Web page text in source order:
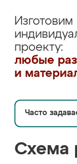
Изготовим
проекту:
любые
и
Часто
Схема